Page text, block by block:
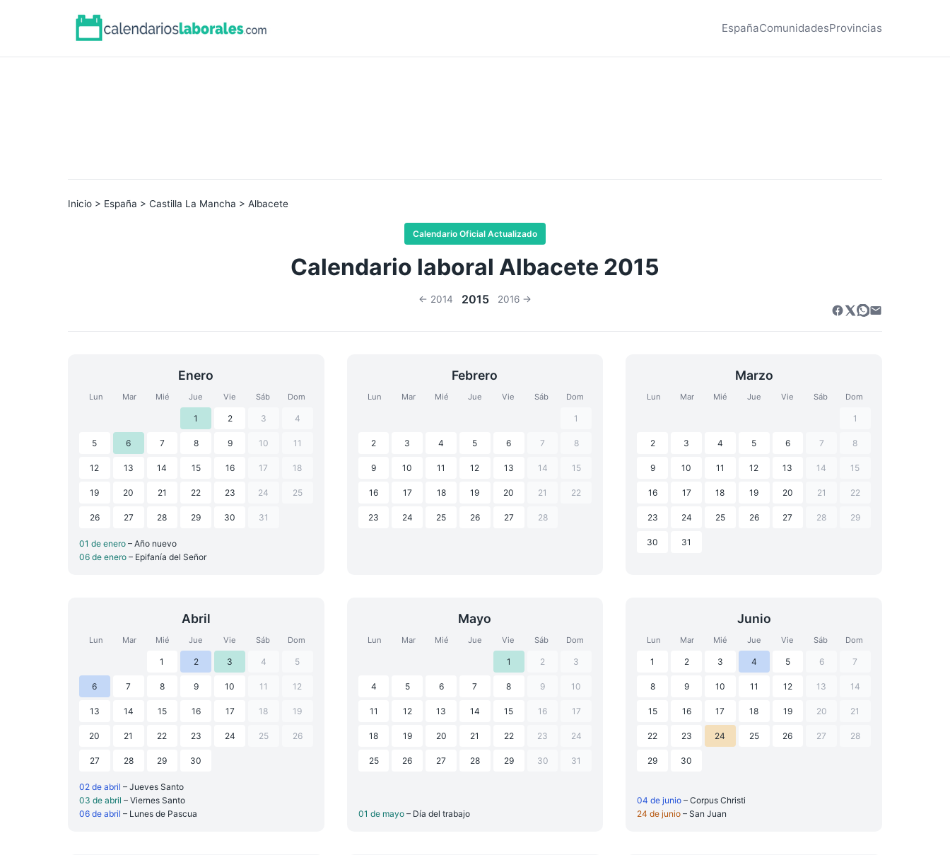
EspañaComunidadesProvincias
Inicio > España > Castilla La Mancha > Albacete
Calendario Oficial Actualizado
Calendario laboral Albacete 2015
← 2014 2015 2016 →
Enero
Lun Mar Mié Jue Vie Sáb Dom
1 2 3 4
5 6 7 8 9 10 11
12 13 14 15 16 17 18
19 20 21 22 23 24 25
26 27 28 29 30 31
01 de enero – Año nuevo
06 de enero – Epifanía del Señor
Febrero
Lun Mar Mié Jue Vie Sáb Dom
1
2 3 4 5 6 7 8
9 10 11 12 13 14 15
16 17 18 19 20 21 22
23 24 25 26 27 28
Marzo
Lun Mar Mié Jue Vie Sáb Dom
1
2 3 4 5 6 7 8
9 10 11 12 13 14 15
16 17 18 19 20 21 22
23 24 25 26 27 28 29
30 31
Abril
Lun Mar Mié Jue Vie Sáb Dom
1 2 3 4 5
6 7 8 9 10 11 12
13 14 15 16 17 18 19
20 21 22 23 24 25 26
27 28 29 30
02 de abril – Jueves Santo
03 de abril – Viernes Santo
06 de abril – Lunes de Pascua
Mayo
Lun Mar Mié Jue Vie Sáb Dom
1 2 3
4 5 6 7 8 9 10
11 12 13 14 15 16 17
18 19 20 21 22 23 24
25 26 27 28 29 30 31
01 de mayo – Día del trabajo
Junio
Lun Mar Mié Jue Vie Sáb Dom
1 2 3 4 5 6 7
8 9 10 11 12 13 14
15 16 17 18 19 20 21
22 23 24 25 26 27 28
29 30
04 de junio– Corpus Christi
24 de junio– San Juan